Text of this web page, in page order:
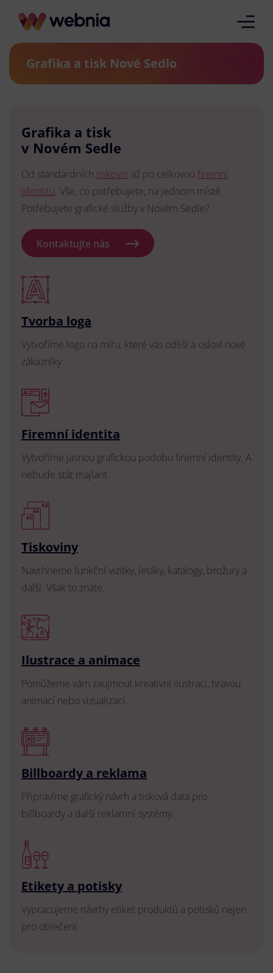
Grafika a tisk Nové Sedlo
Grafika a tisk
v Novém Sedle
Od standardních tiskovin až po celkovou firemní
identitu. Vše, co potřebujete, na jednom místě.
Potřebujete grafické služby v Novém Sedle?
Kontaktujte nás
Tvorba loga
Vytvoříme logo na míru, které vás odliší a osloví nové
zákazníky.
Firemní identita
Vytvoříme jasnou grafickou podobu firemní identity. A
nebude stát majlant.
Tiskoviny
Navrhneme funkční vizitky, letáky, katalogy, brožury a
další. Však to znáte.
Ilustrace a animace
Pomůžeme vám zaujmout kreativní ilustrací, hravou
animací nebo vizualizací.
Billboardy a reklama
Připravíme grafický návrh a tisková data pro
billboardy a další reklamní systémy.
Etikety a potisky
Vypracujeme návrhy etiket produktů a potisků nejen
pro oblečení.